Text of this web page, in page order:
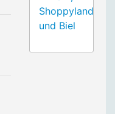
Shoppyland
und Biel